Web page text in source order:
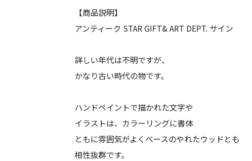
【商品説明】
アンティーク STAR GIFT& ART DEPT. サイン
詳しい年代は不明ですが、
かなり古い時代の物です。
ハンドペイントで描かれた文字や
イラストは、カラーリングに書体
ともに雰囲気がよくベースのやれたウッドとも
相性抜群です。